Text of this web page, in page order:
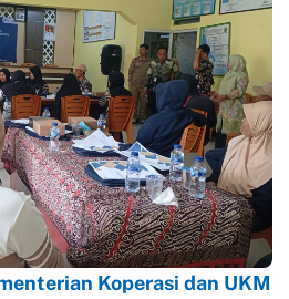
Koperasi dan UKM